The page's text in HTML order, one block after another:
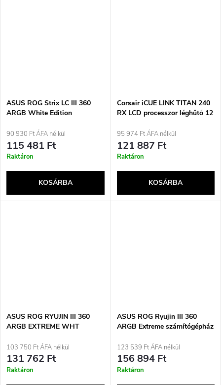
ASUS ROG Strix LC III 360
ARGB White Edition
folyadékhűtő 12 cm Fehér
90 930 Ft ÁFA nélkül
115 481 Ft
Raktáron
KOSÁRBA
Corsair iCUE LINK TITAN 240
RX LCD processzor léghűtő 12
95 974 Ft ÁFA nélkül
121 887 Ft
Raktáron
KOSÁRBA
ASUS ROG RYUJIN III 360
ARGB EXTREME WHT
folyadékhűtő 12 cm Fehér 1 db
103 750 Ft ÁFA nélkül
131 762 Ft
Raktáron
ASUS ROG Ryujin III 360
ARGB Extreme számítógépház
cm fekete
123 539 Ft ÁFA nélkül
156 894 Ft
Raktáron